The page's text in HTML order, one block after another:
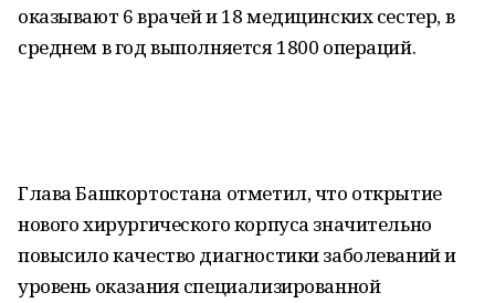
оказывают 6 врачей и 18 медицинских сестер, в
среднем в год выполняется 1800 операций.
Глава Башкортостана отметил, что открытие
нового хирургического корпуса значительно
повысило качество диагностики заболеваний и
уровень оказания специализированной